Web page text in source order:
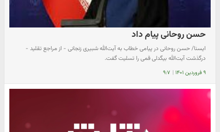
حسن روحانی پیام داد
ایسنا/ حسن روحانی در پیامی خطاب به آیت‌الله شبیری زنجانی - از مراجع تقلید -
درگذشت آیت‌الله بیگدلی قمی را تسلیت گفت.
۹ فروردین ۱۴۰۱ | ۹:۷